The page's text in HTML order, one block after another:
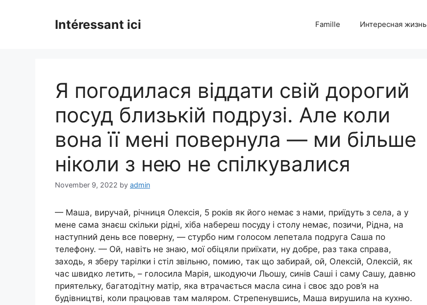
Intéressant ici Famille Интересная жизнь
Я погодилася віддати свій дорогий
посуд близькій подрузі. Але коли
вона її мені повернула — ми більше
ніколи з нею не спілкувалися
November 9, 2022 by admin
— Маша, виручай, річниця Олексія, 5 років як його немає з нами, приїдуть з села, а у
мене сама знаєш скільки рідні, хіба набереш посуду і столу немає, позичи, Рідна, на
наступний день все поверну, — стурбо ним голосом лепетала подруга Саша по
телефону. — Ой, навіть не знаю, мої обіцяли приїхати, ну добре, раз така справа,
заходь, я зберу тарілки і стіл звільню, помию, так що забирай, ой, Олексій, Олексій, як
час швидко летить, – голосила Марія, шкодуючи Льошу, синів Саші і саму Сашу, давню
приятельку, багатодітну матір, яка втрачається масла сина і своє здо ров’я на
будівництві, коли працював там маляром. Стрепенувшись, Маша вирушила на кухню.